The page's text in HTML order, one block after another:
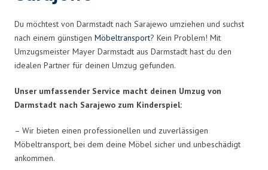
Du möchtest von Darmstadt nach Sarajewo umziehen und suchst
nach einem günstigen Möbeltransport? Kein Problem! Mit
Umzugsmeister Mayer Darmstadt aus Darmstadt hast du den
idealen Partner für deinen Umzug gefunden.
Unser umfassender Service macht deinen Umzug von
Darmstadt nach Sarajewo zum Kinderspiel:
– Wir bieten einen professionellen und zuverlässigen
Möbeltransport, bei dem deine Möbel sicher und unbeschädigt
ankommen.